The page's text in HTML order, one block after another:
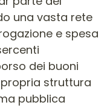
una vasta rete
e spesa
dei buoni
struttura
pubblica